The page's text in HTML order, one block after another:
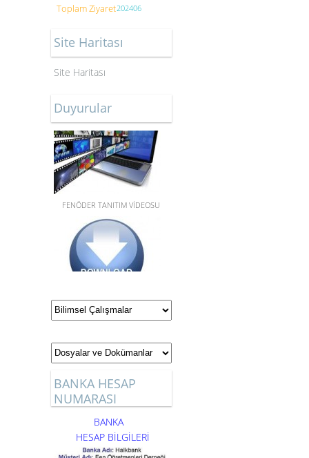
Toplam Ziyaret202406
Site Haritası
Site Haritası
Duyurular
FENÖDER TANITIM VİDEOSU
YILLIK VE ÜNİTELENDİRİLMİŞ
PLANLAR,STEM GÜNLÜK
SORULARI,DOSYA VE
DÖKÜMANLAR için tıklayınız.
BANKA HESAP
NUMARASI
BANKA
HESAP BİLGİLERİ